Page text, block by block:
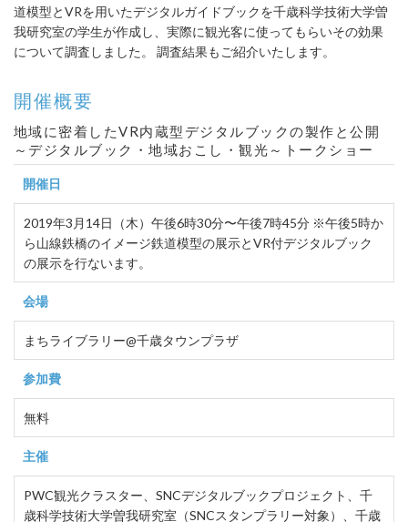
道模型とVRを用いたデジタルガイドブックを千歳科学技術大学曽
我研究室の学生が作成し、実際に観光客に使ってもらいその効果
について調査しました。 調査結果もご紹介いたします。
開催概要
地域に密着したVR内蔵型デジタルブックの製作と公開
～デジタルブック・地域おこし・観光～トークショー
開催日
2019年3月14日（木）午後6時30分〜午後7時45分 ※午後5時か
ら山線鉄橋のイメージ鉄道模型の展示とVR付デジタルブック
の展示を行ないます。
会場
まちライブラリー@千歳タウンプラザ
参加費
無料
主催
PWC観光クラスター、SNCデジタルブックプロジェクト、千
歳科学技術大学曽我研究室（SNCスタンプラリー対象）、千歳